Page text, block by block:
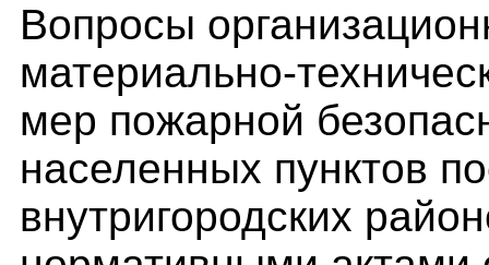
Вопросы
материально-
мер пожарной
населенных пунктов
внутригородских